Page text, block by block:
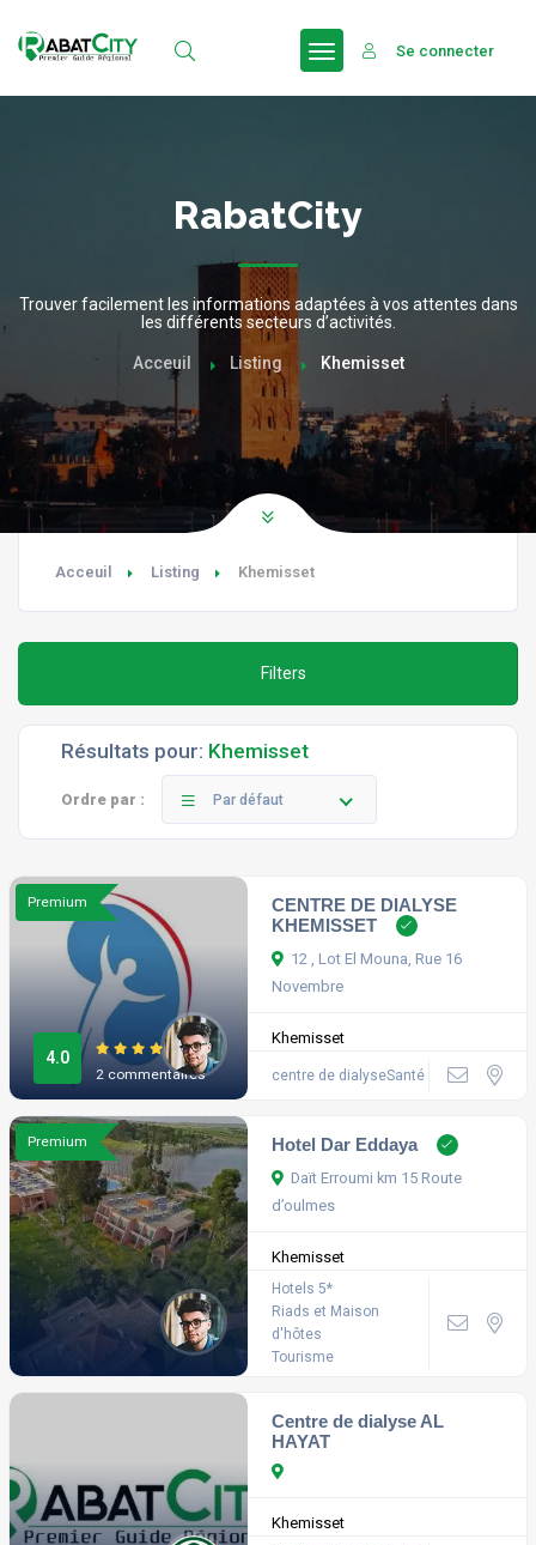
Se connecter
RabatCity
Trouver facilement les informations adaptées à vos attentes dans
les différents secteurs d’activités.
Acceuil Listing Khemisset
Acceuil Listing Khemisset
Filters
Résultats pour: Khemisset
Ordre par : Par défaut
Premium
4.0
2 commentaires
CENTRE DE DIALYSE
KHEMISSET
12 , Lot El Mouna, Rue 16
Novembre
Khemisset
centre de dialyseSanté
Premium Hotel Dar Eddaya
Daït Erroumi km 15 Route
d’oulmes
Khemisset
Hotels 5*
Riads et Maison
d'hôtes
Tourisme
Centre de dialyse AL
HAYAT
Khemisset